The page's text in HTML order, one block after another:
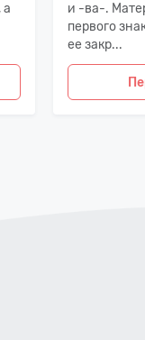
а
и -ва-.
первого
ее закр...